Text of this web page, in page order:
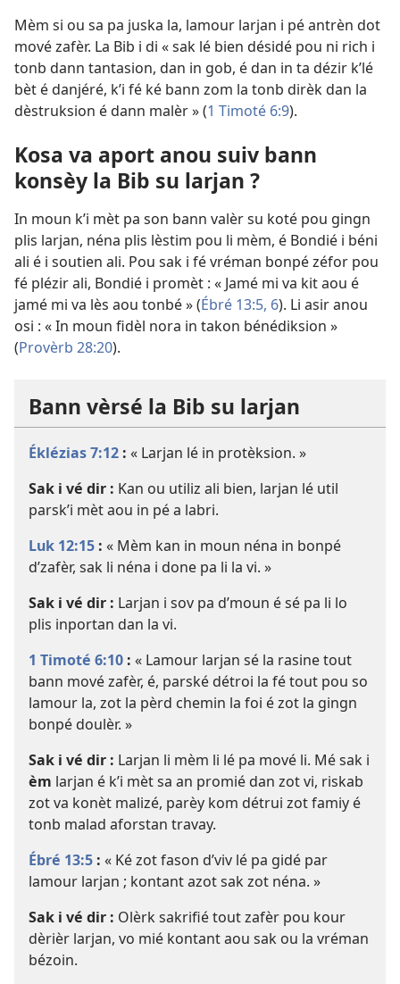
Mèm si ou sa pa juska la, lamour larjan i pé antrèn dot
mové zafèr. La Bib i di « sak lé bien désidé pou ni rich i
tonb dann tantasion, dan in gob, é dan in ta dézir k’lé
bèt é danjéré, k’i fé ké bann zom la tonb dirèk dan la
dèstruksion é dann malèr » (1 Timoté 6:9).
Kosa va aport anou suiv bann
konsèy la Bib su larjan ?
In moun k’i mèt pa son bann valèr su koté pou gingn
plis larjan, néna plis lèstim pou li mèm, é Bondié i béni
ali é i soutien ali. Pou sak i fé vréman bonpé zéfor pou
fé plézir ali, Bondié i promèt : « Jamé mi va kit aou é
jamé mi va lès aou tonbé » (Ébré 13:5, 6). Li asir anou
osi : « In moun fidèl nora in takon bénédiksion »
(Provèrb 28:20).
Bann vèrsé la Bib su larjan
Éklézias 7:12 : « Larjan lé in protèksion. »
Sak i vé dir : Kan ou utiliz ali bien, larjan lé util
parsk’i mèt aou in pé a labri.
Luk 12:15 : « Mèm kan in moun néna in bonpé
d’zafèr, sak li néna i done pa li la vi. »
Sak i vé dir : Larjan i sov pa d’moun é sé pa li lo
plis inportan dan la vi.
1 Timoté 6:10 : « Lamour larjan sé la rasine tout
bann mové zafèr, é, parské détroi la fé tout pou so
lamour la, zot la pèrd chemin la foi é zot la gingn
bonpé doulèr. »
Sak i vé dir : Larjan li mèm li lé pa mové li. Mé sak i
èm larjan é k’i mèt sa an promié dan zot vi, riskab
zot va konèt malizé, parèy kom détrui zot famiy é
tonb malad aforstan travay.
Ébré 13:5 : « Ké zot fason d’viv lé pa gidé par
lamour larjan ; kontant azot sak zot néna. »
Sak i vé dir : Olèrk sakrifié tout zafèr pou kour
dèrièr larjan, vo mié kontant aou sak ou la vréman
bézoin.